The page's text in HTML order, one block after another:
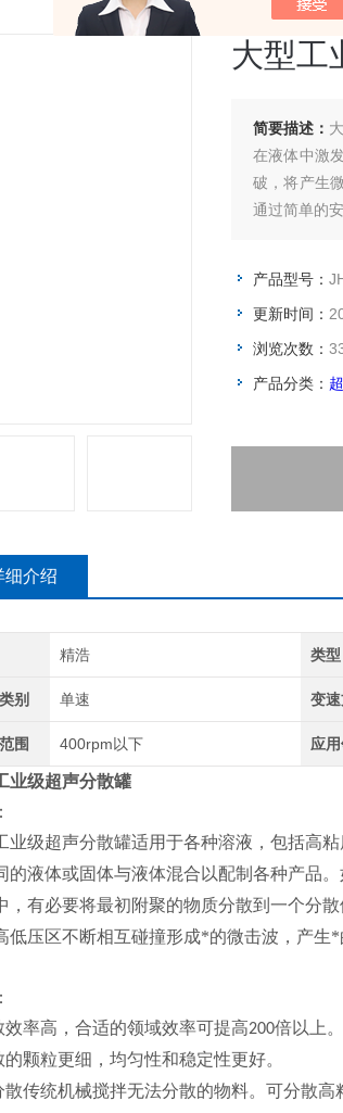
大型工
简要描述：
在液体中激
破，将产生
通过简单的
产品型号：
更新时间：
浏览次数：
产品分类：
细介绍
精浩 类型
别 单速 变
围 400rpm以下 应
业级超声分散罐
业级超声分散罐适用于各种溶液，包括高
的液体或固体与液体混合以配制各种产品
，有必要将最初附聚的物质分散到一个分
低压区不断相互碰撞形成*的微击波，产生*
效率高，合适的领域效率可提高200倍以上。
的颗粒更细，均匀性和稳定性更好。
散传统机械搅拌无法分散的物料。可分散高